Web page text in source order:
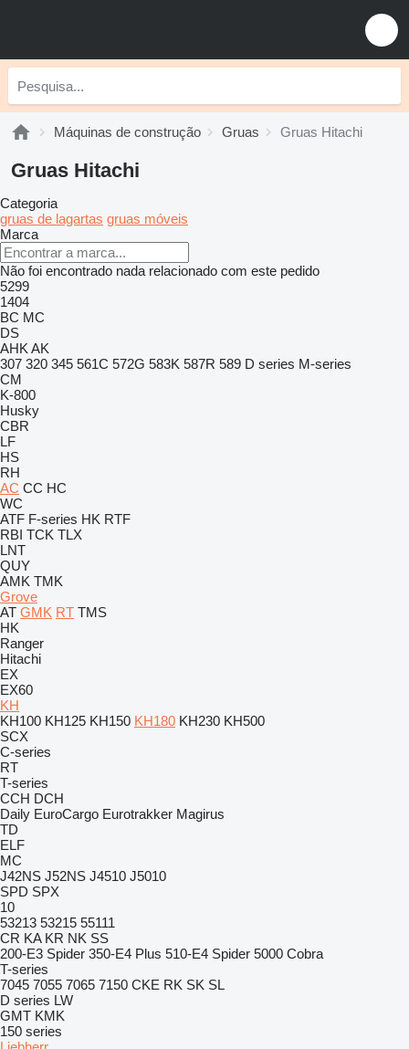
Máquinas de construção Gruas Gruas Hitachi
Gruas Hitachi
Categoria
gruas de lagartas gruas móveis
Marca
Não foi encontrado nada relacionado com este pedido
5299
1404
BC MC
DS
AHK AK
307 320 345 561C 572G 583K 587R 589 D series M-series
CM
K-800
Husky
CBR
LF
HS
RH
AC CC HC
WC
ATF F-series HK RTF
RBI TCK TLX
LNT
QUY
AMK TMK
Grove
AT GMK RT TMS
HK
Ranger
Hitachi
EX
EX60
KH
KH100 KH125 KH150 KH180 KH230 KH500
SCX
C-series
RT
T-series
CCH DCH
Daily EuroCargo Eurotrakker Magirus
TD
ELF
MC
J42NS J52NS J4510 J5010
SPD SPX
10
53213 53215 55111
CR KA KR NK SS
200-E3 Spider 350-E4 Plus 510-E4 Spider 5000 Cobra
T-series
7045 7055 7065 7150 CKE RK SK SL
D series LW
GMT KMK
150 series